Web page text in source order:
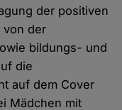
der positiven
von der
bildungs- und
die
auf dem Cover
Mädchen mit